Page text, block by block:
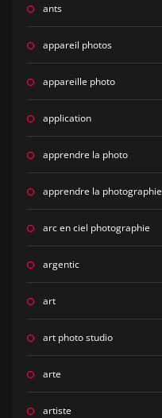
ants
appareil photos
appareille photo
application
apprendre la photo
apprendre la photographie
arc en ciel photographie
argentic
art
art photo studio
arte
artiste